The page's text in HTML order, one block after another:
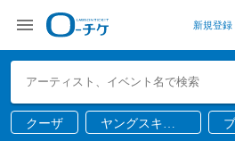
新規登録
クーザ
ヤングスキニ